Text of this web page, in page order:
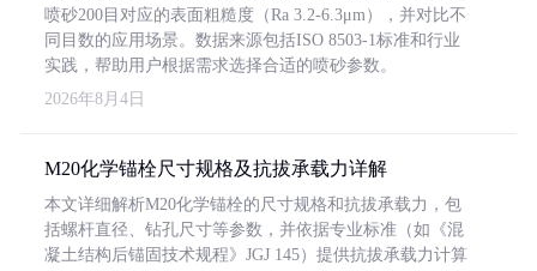
喷砂200目对应的表面粗糙度（Ra 3.2-6.3μm），并对比不
同目数的应用场景。数据来源包括ISO 8503-1标准和行业
实践，帮助用户根据需求选择合适的喷砂参数。
2026年8月4日
M20化学锚栓尺寸规格及抗拔承载力详解
本文详细解析M20化学锚栓的尺寸规格和抗拔承载力，包
括螺杆直径、钻孔尺寸等参数，并依据专业标准（如《混
凝土结构后锚固技术规程》JGJ 145）提供抗拔承载力计算